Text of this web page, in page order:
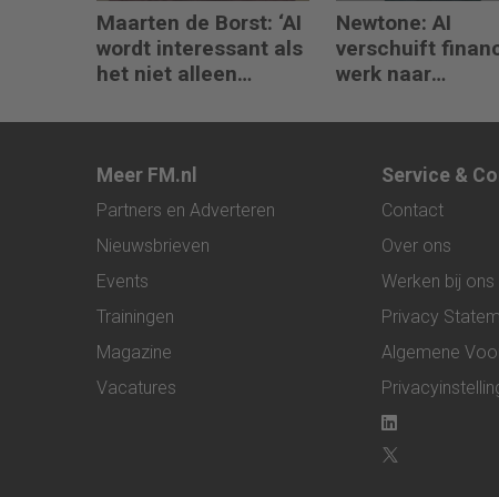
Maarten de Borst: ‘AI
wordt interessant als
het niet alleen
bouwt’
Newtone: AI
verschuift
werk naar
advies
Meer FM.nl
Partners en Adverteren
Nieuwsbrieven
Events
Trainingen
Magazine
Vacatures
Service &
Contact
Over ons
Werken bij ons
Privacy
Algemene